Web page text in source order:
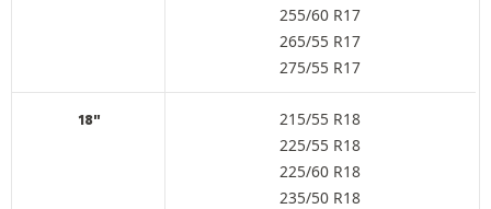
255/60 R17
265/55 R17
275/55 R17
18"
215/55 R18
225/55 R18
225/60 R18
235/50 R18